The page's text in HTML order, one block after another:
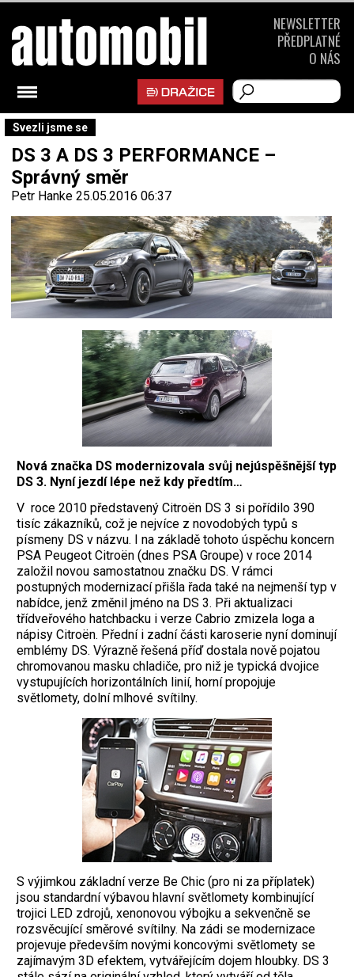
Svezli jsme se
DS 3 A DS 3 PERFORMANCE –
Správný směr
Petr Hanke 25.05.2016 06:37
Nová značka DS modernizovala svůj nejúspěšnější typ
DS 3. Nyní jezdí lépe než kdy předtím…
V roce 2010 představený Citroën DS 3 si pořídilo 390
tisíc zákazníků, což je nejvíce z novodobých typů s
písmeny DS v názvu. I na základě tohoto úspěchu koncern
PSA Peugeot Citroën (dnes PSA Groupe) v roce 2014
založil novou samostatnou značku DS. V rámci
postupných modernizací přišla řada také na nejmenší typ v
nabídce, jenž změnil jméno na DS 3. Při aktualizaci
třídveřového hatchbacku i verze Cabrio zmizela loga a
nápisy Citroën. Přední i zadní části karoserie nyní dominují
emblémy DS. Výrazně řešená příď dostala nově pojatou
chromovanou masku chladiče, pro niž je typická dvojice
vystupujících horizontálních linií, horní propojuje
světlomety, dolní mlhové svítilny.
S výjimkou základní verze Be Chic (pro ni za příplatek)
jsou standardní výbavou hlavní světlomety kombinující
trojici LED zdrojů, xenonovou výbojku a sekvenčně se
rozsvěcující směrové svítilny. Na zádi se modernizace
projevuje především novými koncovými světlomety se
zajímavým 3D efektem, vytvářejícím dojem hloubky. DS 3
NEWSLETTER
PŘEDPLATNÉ
O NÁS